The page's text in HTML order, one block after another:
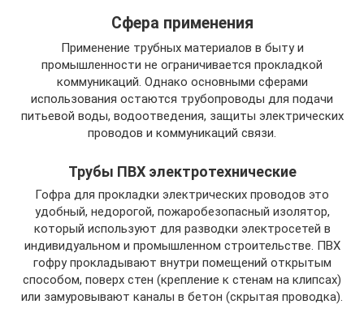
Сфера применения
Применение трубных материалов в быту и
промышленности не ограничивается прокладкой
коммуникаций. Однако основными сферами
использования остаются трубопроводы для подачи
питьевой воды, водоотведения, защиты электрических
проводов и коммуникаций связи.
Трубы ПВХ электротехнические
Гофра для прокладки электрических проводов это
удобный, недорогой, пожаробезопасный изолятор,
который используют для разводки электросетей в
индивидуальном и промышленном строительстве. ПВХ
гофру прокладывают внутри помещений открытым
способом, поверх стен (крепление к стенам на клипсах)
или замуровывают каналы в бетон (скрытая проводка).